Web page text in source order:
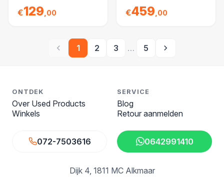
€129 ,00 €459 ,00
1 2 3 … 5
Dijk 4 1811 MC Alkmaar
ONTDEK
Over Used Products
Winkels
SERVICE
Blog
Retour aanmelden
072-7503616 0642991410